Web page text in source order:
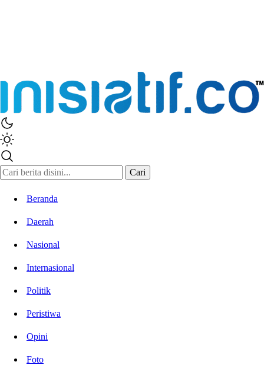
Inisiatif.co
Stay Connected Stay Informed
Cari
Beranda
Daerah
Nasional
Internasional
Politik
Peristiwa
Opini
Foto